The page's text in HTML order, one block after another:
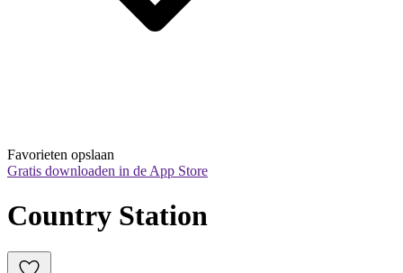
Favorieten opslaan
Gratis downloaden in de App Store